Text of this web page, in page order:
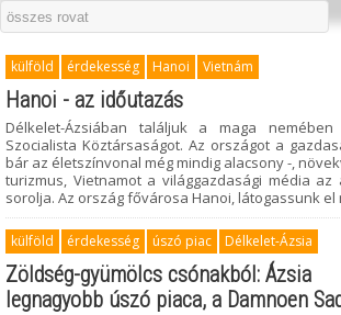
külföld érdekesség Hanoi Vietnám
Hanoi - az időutazás
Délkelet-Ázsiában találjuk a maga nemében
Szocialista Köztársaságot. Az országot a
bár az életszínvonal még mindig alacsony -,
turizmus, Vietnamot a világgazdasági média
sorolja. Az ország fővárosa Hanoi, látogassunk el
külföld érdekesség úszó piac Délkelet-Ázsia
Zöldség-gyümölcs csónakból: Ázsia
legnagyobb úszó piaca, a Damnoen